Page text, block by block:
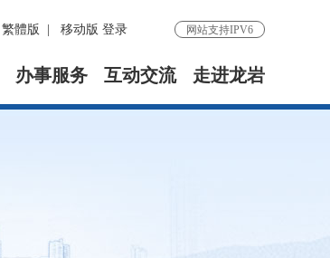
繁體版 移动版 登录 网站支持IPV6
办事服务 互动交流 走进龙岩